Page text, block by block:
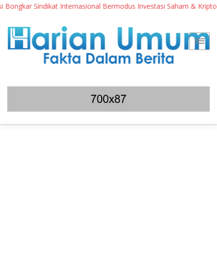
Sindikat Internasional Bermodus Investasi Saham & Kripto